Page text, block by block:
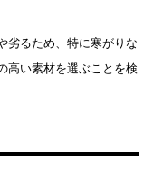
劣るため、特に寒がりな
高い素材を選ぶことを検